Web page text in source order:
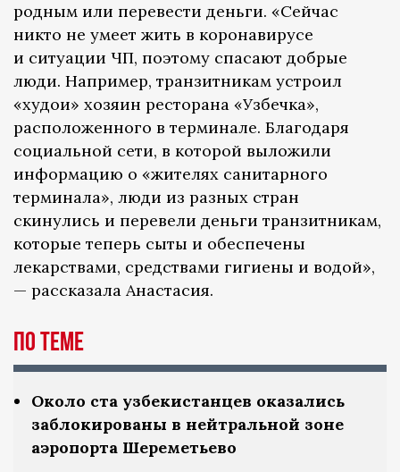
родным или перевести деньги. «Сейчас
никто не умеет жить в коронавирусе
и ситуации ЧП, поэтому спасают добрые
люди. Например, транзитникам устроил
«худои» хозяин ресторана «Узбечка»,
расположенного в терминале. Благодаря
социальной сети, в которой выложили
информацию о «жителях санитарного
терминала», люди из разных стран
скинулись и перевели деньги транзитникам,
которые теперь сыты и обеспечены
лекарствами, средствами гигиены и водой»,
— рассказала Анастасия.
по теме
Около ста узбекистанцев оказались
заблокированы в нейтральной зоне
аэропорта Шереметьево